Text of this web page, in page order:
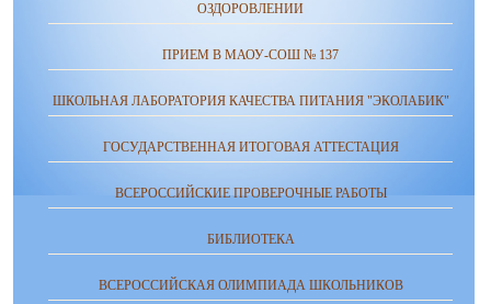
ОЗДОРОВЛЕНИИ
ПРИЕМ В МАОУ-СОШ № 137
ШКОЛЬНАЯ ЛАБОРАТОРИЯ КАЧЕСТВА ПИТАНИЯ "ЭКОЛАБИК"
ГОСУДАРСТВЕННАЯ ИТОГОВАЯ АТТЕСТАЦИЯ
ВСЕРОССИЙСКИЕ ПРОВЕРОЧНЫЕ РАБОТЫ
БИБЛИОТЕКА
ВСЕРОССИЙСКАЯ ОЛИМПИАДА ШКОЛЬНИКОВ